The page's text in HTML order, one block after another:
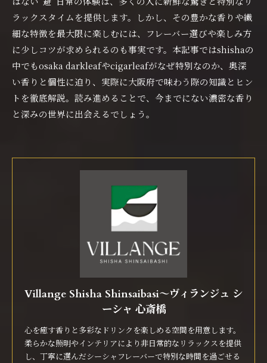
ラックスタイムを提供します。しかし、その豊かな香りや繊
細な特徴を最大限に楽しむには、フレーバー選びや楽しみ方
に少しコツが求められるのも事実です。本記事ではshishaの
中でもosaka darkleafやcigarleafがなぜ特別なのか、奥深
い香りと個性に迫り、実際に大阪府で味わう際の知識とヒン
トを徹底解説。読み進めることで、今までにない濃密な香り
と深みの世界に出会えるでしょう。
Villange Shisha Shinsaibasi〜ヴィランジュ シ
ーシャ 心斎橋
心を癒す香りと多彩なドリンクを楽しめる空間を用意します。
柔らかな照明やインテリアにより非日常的なリラックスを提供
し、丁寧に選んだシーシャフレーバーで特別な時間を過ごせる